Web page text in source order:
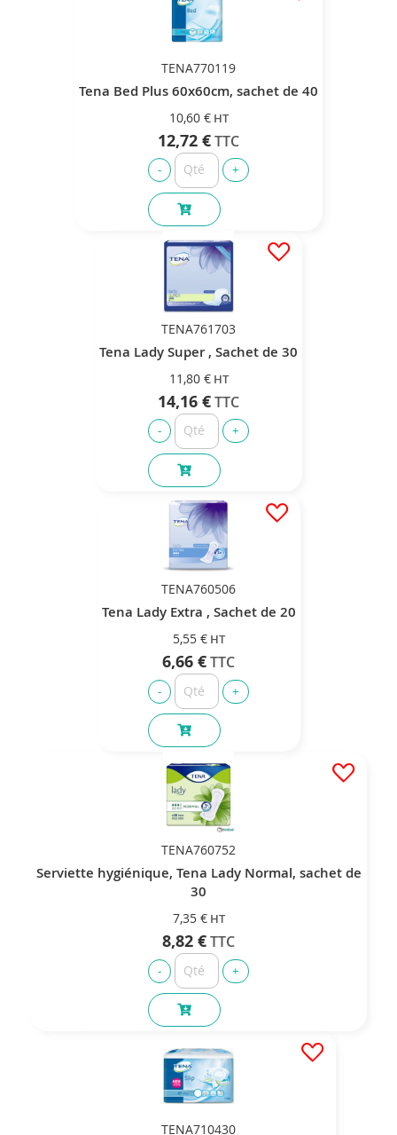
TENA770119
Tena Bed Plus 60x60cm, sachet de 40
10,60 €
12,72 €
TENA761703
Tena Lady Super , Sachet de 30
11,80 €
14,16 €
TENA760506
Tena Lady Extra , Sachet de 20
5,55 €
6,66 €
TENA760752
Serviette hygiénique, Tena Lady Normal, sachet de
30
7,35 €
8,82 €
TENA710430